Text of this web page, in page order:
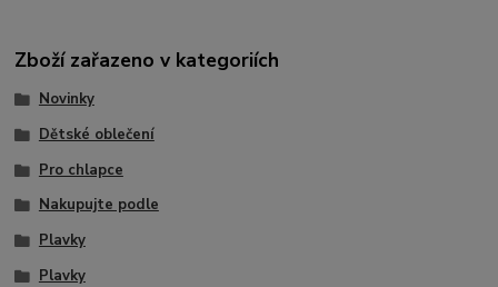
Zboží zařazeno v kategoriích
Novinky
Dětské oblečení
Pro chlapce
Nakupujte podle
Plavky
Plavky